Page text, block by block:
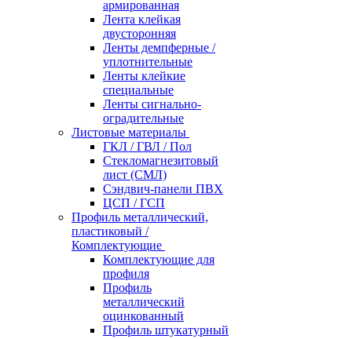
армированная
Лента клейкая
двусторонняя
Ленты демпферные /
уплотнительные
Ленты клейкие
специальные
Ленты сигнально-
оградительные
Листовые материалы
ГКЛ / ГВЛ / Пол
Стекломагнезитовый
лист (СМЛ)
Сэндвич-панели ПВХ
ЦСП / ГСП
Профиль металлический,
пластиковый /
Комплектующие
Комплектующие для
профиля
Профиль
металлический
оцинкованный
Профиль штукатурный